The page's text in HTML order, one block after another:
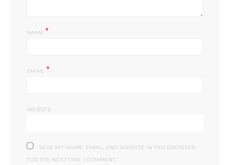
NAME*
EMAIL *
WEBSITE
SAVE MY NAME, EMAIL, AND WEBSITE IN THIS BROWSER
FOR THE NEXT TIME I COMMENT.